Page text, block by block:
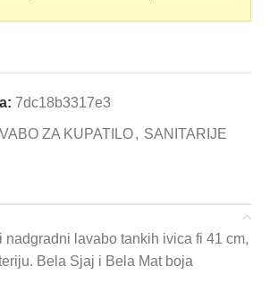
7dc18b3317e3
ZA KUPATILO, SANITARIJE
nadgradni lavabo tankih ivica fi 41 cm,
Bela Sjaj i Bela Mat boja